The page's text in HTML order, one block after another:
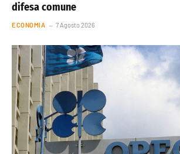
difesa comune
ECONOMIA 7 Agosto 2026